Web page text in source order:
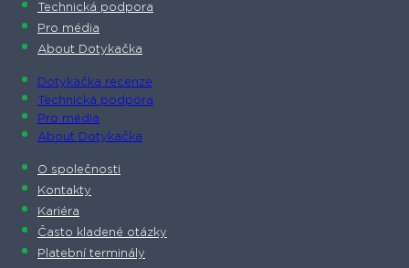
Technická podpora
Pro média
About Dotykačka
Dotykačka recenze
Technická podpora
Pro média
About Dotykačka
O společnosti
Kontakty
Kariéra
Často kladené otázky
Platební terminály